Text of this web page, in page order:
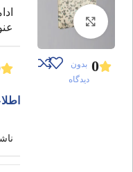
برای بزرگنمایی
0 بدون
دیدگاه